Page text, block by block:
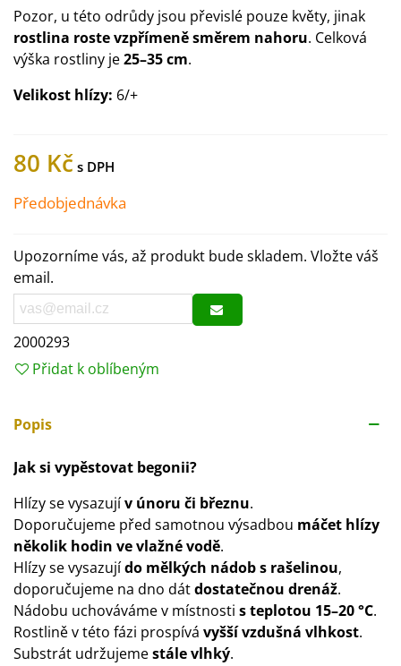
Pozor, u této odrůdy jsou převislé pouze květy, jinak
rostlina roste vzpřímeně směrem nahoru. Celková
výška rostliny je25–35 cm.
Velikost hlízy: 6/+
80 Kč
Předobjednávka
Upozorníme vás, až produkt bude skladem. Vložte váš
email.
2000293
Přidat k oblíbeným
Popis
Jak si vypěstovat begonii?
Hlízy se vysazujív únoru či březnu.
Doporučujeme před samotnou výsadbou máčet hlízy
několik hodin ve vlažné vodě.
Hlízy se vysazujído mělkých nádob s rašelinou,
doporučujeme na dno dátdostatečnou drenáž.
Nádobu uchováváme v místnosti s teplotou 15–20 °C.
Rostlině v této fázi prospívá vyšší vzdušná vlhkost.
Substrát udržujemestále vlhký.